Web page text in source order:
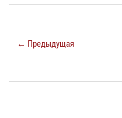
← Предыдущая